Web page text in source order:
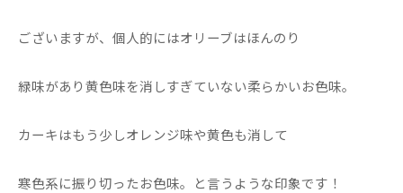
ございますが、個人的にはオリーブはほんのり
緑味があり黄色味を消しすぎていない柔らかいお色味。
カーキはもう少しオレンジ味や黄色も消して
寒色系に振り切ったお色味。と言うような印象です！